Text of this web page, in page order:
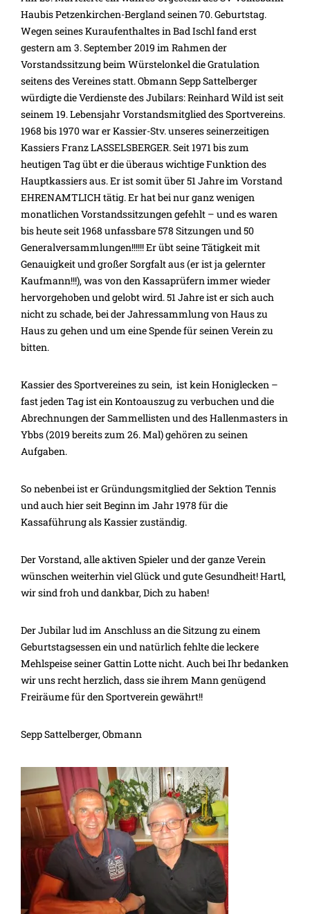
Haubis Petzenkirchen-Bergland seinen 70. Geburtstag.
Wegen seines Kuraufenthaltes in Bad Ischl fand erst
gestern am 3. September 2019 im Rahmen der
Vorstandssitzung beim Würstelonkel die Gratulation
seitens des Vereines statt. Obmann Sepp Sattelberger
würdigte die Verdienste des Jubilars: Reinhard Wild ist seit
seinem 19. Lebensjahr Vorstandsmitglied des Sportvereins.
1968 bis 1970 war er Kassier-Stv. unseres seinerzeitigen
Kassiers Franz LASSELSBERGER. Seit 1971 bis zum
heutigen Tag übt er die überaus wichtige Funktion des
Hauptkassiers aus. Er ist somit über 51 Jahre im Vorstand
EHRENAMTLICH tätig. Er hat bei nur ganz wenigen
monatlichen Vorstandssitzungen gefehlt – und es waren
bis heute seit 1968 unfassbare 578 Sitzungen und 50
Generalversammlungen!!!!!! Er übt seine Tätigkeit mit
Genauigkeit und großer Sorgfalt aus (er ist ja gelernter
Kaufmann!!!), was von den Kassaprüfern immer wieder
hervorgehoben und gelobt wird. 51 Jahre ist er sich auch
nicht zu schade, bei der Jahressammlung von Haus zu
Haus zu gehen und um eine Spende für seinen Verein zu
bitten.
Kassier des Sportvereines zu sein, ist kein Honiglecken –
fast jeden Tag ist ein Kontoauszug zu verbuchen und die
Abrechnungen der Sammellisten und des Hallenmasters in
Ybbs (2019 bereits zum 26. Mal) gehören zu seinen
Aufgaben.
So nebenbei ist er Gründungsmitglied der Sektion Tennis
und auch hier seit Beginn im Jahr 1978 für die
Kassaführung als Kassier zuständig.
Der Vorstand, alle aktiven Spieler und der ganze Verein
wünschen weiterhin viel Glück und gute Gesundheit! Hartl,
wir sind froh und dankbar, Dich zu haben!
Der Jubilar lud im Anschluss an die Sitzung zu einem
Geburtstagsessen ein und natürlich fehlte die leckere
Mehlspeise seiner Gattin Lotte nicht. Auch bei Ihr bedanken
wir uns recht herzlich, dass sie ihrem Mann genügend
Freiräume für den Sportverein gewährt!!
Sepp Sattelberger, Obmann